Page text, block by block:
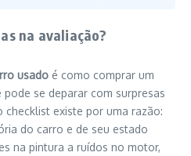
na avaliação?
usado é como comprar um
se deparar com surpresas
checklist existe por uma razão:
do carro e de seu estado
na pintura a ruídos no motor,